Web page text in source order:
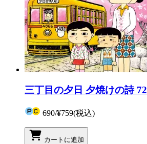
三丁目の夕日 夕焼けの詩 72
690/¥759(税込)
カートに追加